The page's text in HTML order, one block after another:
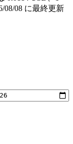
08/08 に最終更新